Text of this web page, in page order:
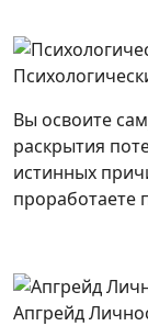
Вы освоите
раскрытия
истинных
проработаете
Апгрейд